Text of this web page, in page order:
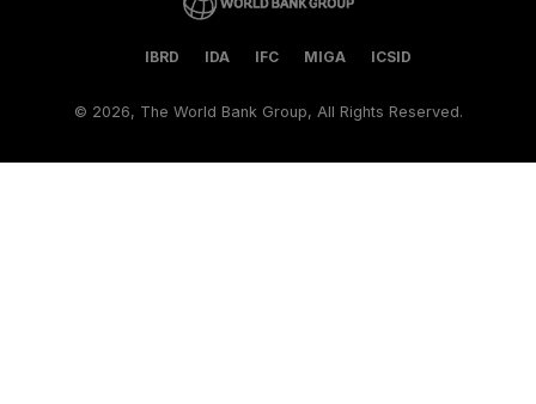
IBRD IDA IFC MIGA ICSID
© 2026, The World Bank Group, All Rights Reserved.